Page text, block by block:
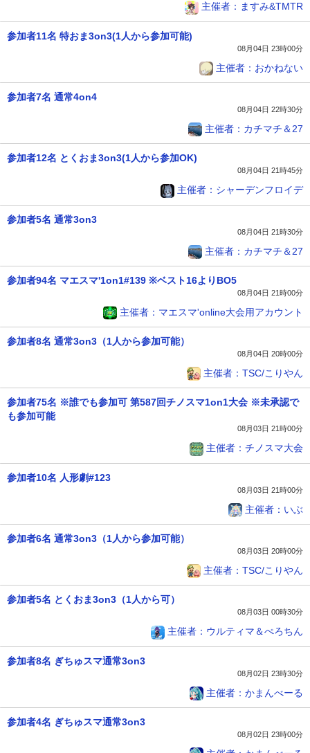
主催者：ますみ&TMTR
参加者11名 特おま3on3(1人から参加可能)
08月04日 23時00分
主催者：おかねない
参加者7名 通常4on4
08月04日 22時30分
主催者：カチマチ＆27
参加者12名 とくおま3on3(1人から参加OK)
08月04日 21時45分
主催者：シャーデンフロイデ
参加者5名 通常3on3
08月04日 21時30分
主催者：カチマチ＆27
参加者94名 マエスマ'1on1#139 ※ベスト16よりBO5
08月04日 21時00分
主催者：マエスマ'online大会用アカウント
参加者8名 通常3on3（1人から参加可能）
08月04日 20時00分
主催者：TSC/こりやん
参加者75名 ※誰でも参加可 第587回チノスマ1on1大会 ※未承認で
も参加可能
08月03日 21時00分
主催者：チノスマ大会
参加者10名 人形劇#123
08月03日 21時00分
主催者：いぶ
参加者6名 通常3on3（1人から参加可能）
08月03日 20時00分
主催者：TSC/こりやん
参加者5名 とくおま3on3（1人から可）
08月03日 00時30分
主催者：ウルティマ＆ぺろちん
参加者8名 ぎちゅスマ通常3on3
08月02日 23時30分
主催者：かまんべーる
参加者4名 ぎちゅスマ通常3on3
08月02日 23時00分